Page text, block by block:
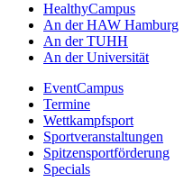
HealthyCampus
An der HAW Hamburg
An der TUHH
An der Universität
EventCampus
Termine
Wettkampfsport
Sportveranstaltungen
Spitzensportförderung
Specials